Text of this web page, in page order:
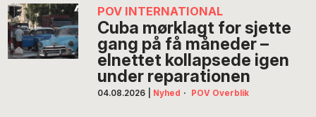
POV INTERNATIONAL
Cuba mørklagt for sjette
gang på få måneder –
elnettet kollapsede igen
under reparationen
04.08.2026 Nyhed · POV Overblik